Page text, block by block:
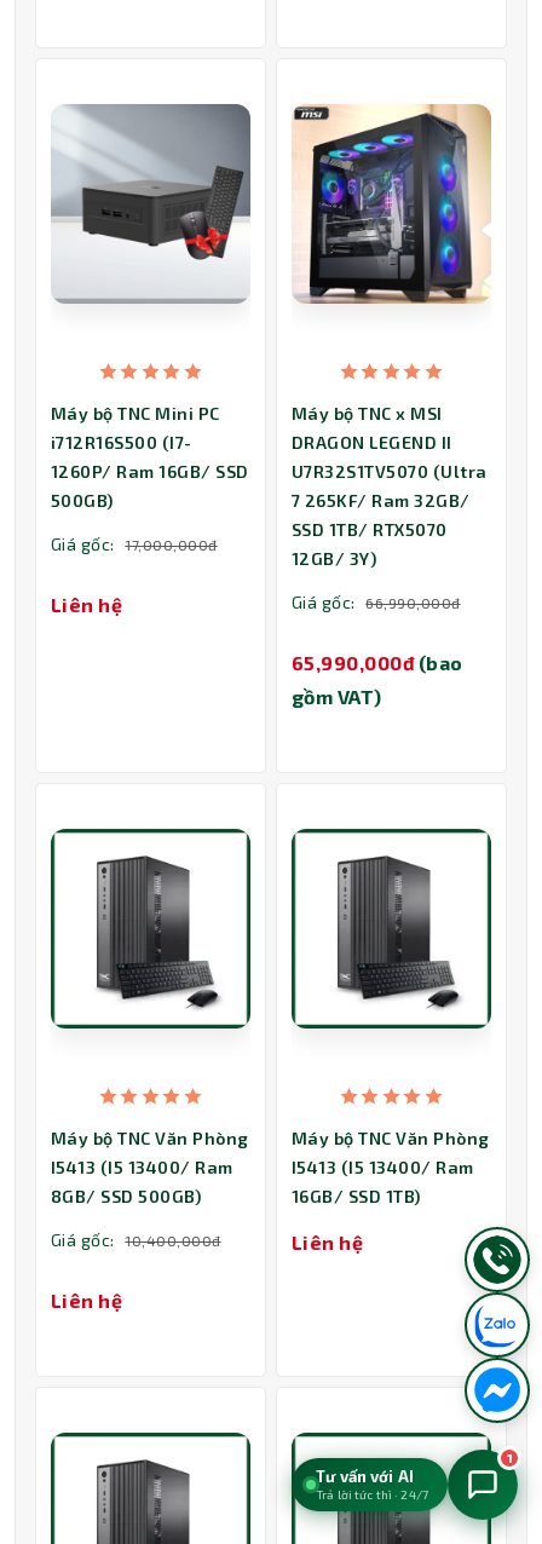
Máy bộ TNC Mini PC
i712R16S500 (I7-
1260P/ Ram 16GB/ SSD
500GB)
Giá gốc: 17,000,000đ
Liên hệ
Máy bộ TNC x MSI
DRAGON LEGEND II
U7R32S1TV5070 (Ultra
7 265KF/ Ram 32GB/
SSD 1TB/ RTX5070
12GB/ 3Y)
Giá gốc: 66,990,000đ
65,990,000đ (bao
gồm VAT)
Máy bộ TNC Văn Phòng
I5413 (I5 13400/ Ram
8GB/ SSD 500GB)
Giá gốc: 10,400,000đ
Liên hệ
Máy bộ TNC Văn Phòng
I5413 (I5 13400/ Ram
16GB/ SSD 1TB)
Liên hệ
Tư vấn với AI
Trả lời tức thì · 24/7
1